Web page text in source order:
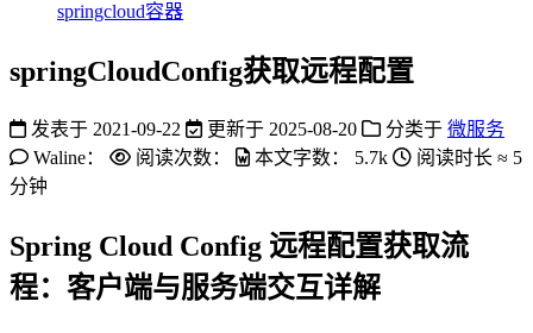
springcloud容器
springCloudConfig获取远程配置
发表于 2021-09-22 更新于 2025-08-20 分类于 微服务
Waline：
阅读次数： 本文字数： 5.7k 阅读时长 ≈ 5
分钟
Spring Cloud Config 远程配置获取流
程：客户端与服务端交互详解